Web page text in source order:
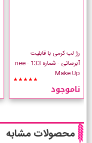
رژ لب کرمی با قابلیت
آبرسانی - شماره 133 - nee
Make Up
★★★★★
ناموجود
محصولات مشابه